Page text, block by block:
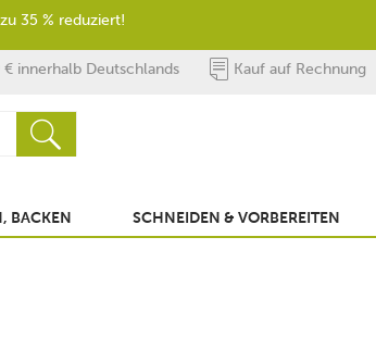
innerhalb Deutschlands Kauf auf Rechnung
BACKEN SCHNEIDEN & VORBEREITEN
35 % reduziert!